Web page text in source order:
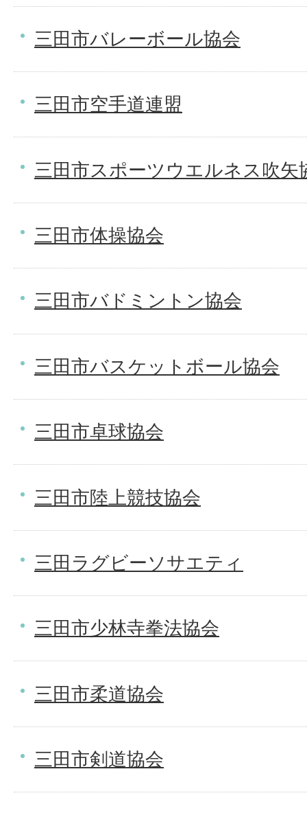
三田市バレーボール協会
三田市空手道連盟
三田市スポーツウエルネス吹矢
三田市体操協会
三田市バドミントン協会
三田市バスケットボール協会
三田市卓球協会
三田市陸上競技協会
三田ラグビーソサエティ
三田市少林寺拳法協会
三田市柔道協会
三田市剣道協会